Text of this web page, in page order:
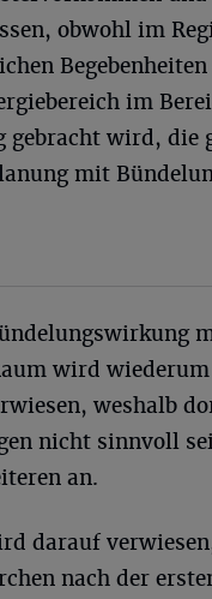
obwohl im
im
gebracht wird, die
mit
wird
weshalb
nicht sinnvoll
an.
darauf
nach der